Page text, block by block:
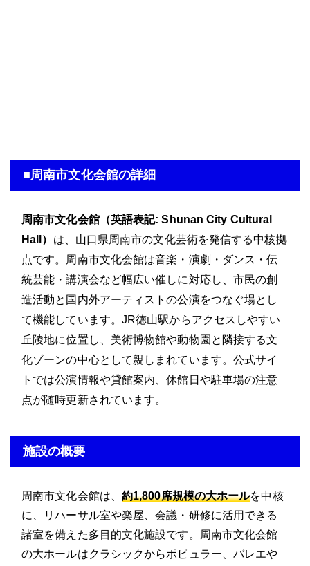
■周南市文化会館の詳細
周南市文化会館（英語表記: Shunan City Cultural
Hall） は、山口県周南市の文化芸術を発信する中核拠
点です。周南市文化会館は音楽・演劇・ダンス・伝
統芸能・講演会など幅広い催しに対応し、市民の創
造活動と国内外アーティストの公演をつなぐ場とし
て機能しています。JR徳山駅からアクセスしやすい
丘陵地に位置し、美術博物館や動物園と隣接する文
化ゾーンの中心として親しまれています。公式サイ
トでは公演情報や貸館案内、休館日や駐車場の注意
点が随時更新されています。
施設の概要
周南市文化会館は、 約1,800席規模の大ホールを中核
に、リハーサル室や楽屋、会議・研修に活用できる
諸室を備えた多目的文化施設です。周南市文化会館
の大ホールはクラシックからポピュラー、バレエや